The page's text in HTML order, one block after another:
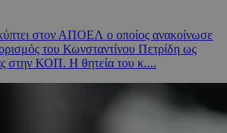
στον ΑΠΟΕΛ ο οποίος ανακοίνωσε
του Κωνσταντίνου Πετρίδη ως
στην ΚΟΠ. Η θητεία του κ....